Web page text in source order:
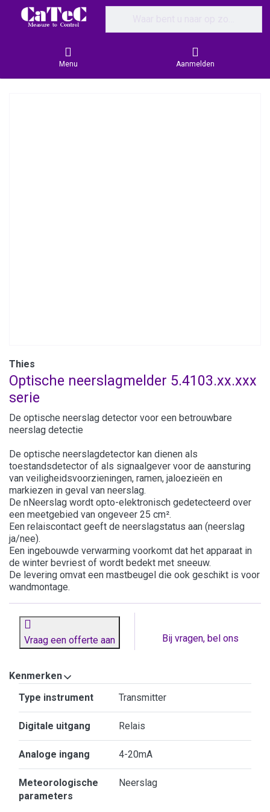
Menu Aanmelden
Thies
Optische neerslagmelder 5.4103.xx.xxx
serie
De optische neerslag detector voor een betrouwbare
neerslag detectie
De optische neerslagdetector kan dienen als
toestandsdetector of als signaalgever voor de aansturing
van veiligheidsvoorzieningen, ramen, jaloezieën en
markiezen in geval van neerslag.
De nNeerslag wordt opto-elektronisch gedetecteerd over
een meetgebied van ongeveer 25 cm².
Een relaiscontact geeft de neerslagstatus aan (neerslag
ja/nee).
Een ingebouwde verwarming voorkomt dat het apparaat in
de winter bevriest of wordt bedekt met sneeuw.
De levering omvat een mastbeugel die ook geschikt is voor
wandmontage.
Vraag een offerte aan Bij vragen, bel ons
Kenmerken
Type instrument Transmitter
Digitale uitgang Relais
Analoge ingang 4-20mA
Meteorologische
parameters
Neerslag